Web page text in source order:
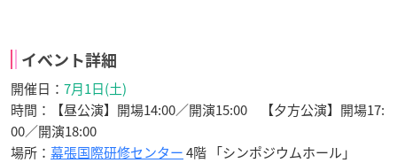
イベント詳細
開催日： 7月1日(土)
時間：【昼公演】開場14:00／開演15:00 【夕方公演】開場17:
00／開演18:00
場所： 幕張国際研修センター4階 「シンポジウムホール」